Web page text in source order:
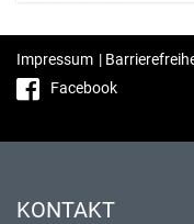
Impressum |
Facebook
KONTAKT